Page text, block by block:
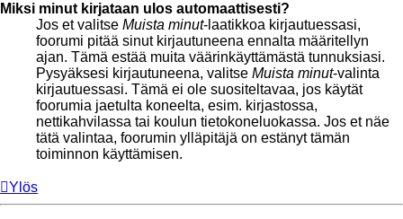
Miksi minut kirjataan ulos automaattisesti?
Jos et valitse Muista minut-laatikkoa kirjautuessasi,
foorumi pitää sinut kirjautuneena ennalta määritellyn
ajan. Tämä estää muita väärinkäyttämästä tunnuksiasi.
Pysyäksesi kirjautuneena, valitse Muista minut-valinta
kirjautuessasi. Tämä ei ole suositeltavaa, jos käytät
foorumia jaetulta koneelta, esim. kirjastossa,
nettikahvilassa tai koulun tietokoneluokassa. Jos et näe
tätä valintaa, foorumin ylläpitäjä on estänyt tämän
toiminnon käyttämisen.
Ylös